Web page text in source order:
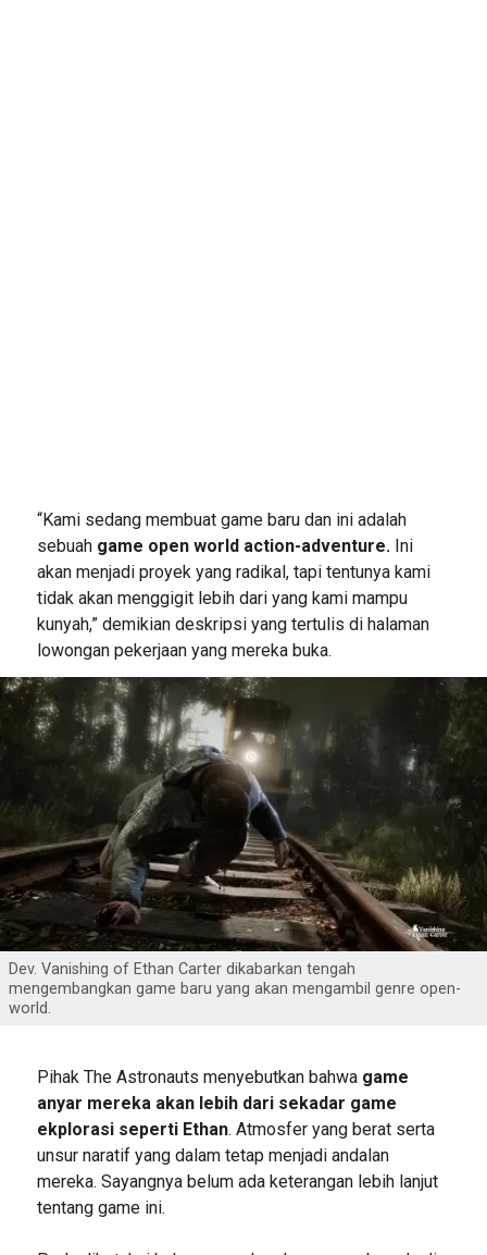
“Kami sedang membuat game baru dan ini adalah
sebuah game open world action-adventure.Ini
akan menjadi proyek yang radikal, tapi tentunya kami
tidak akan menggigit lebih dari yang kami mampu
kunyah,” demikian deskripsi yang tertulis di halaman
lowongan pekerjaan yang mereka buka.
Dev. Vanishing of Ethan Carter dikabarkan tengah
mengembangkan game baru yang akan mengambil genre open-
world.
Pihak The Astronauts menyebutkan bahwa game
anyar mereka akan lebih dari sekadar game
ekplorasi seperti Ethan. Atmosfer yang berat serta
unsur naratif yang dalam tetap menjadi andalan
mereka. Sayangnya belum ada keterangan lebih lanjut
tentang game ini.